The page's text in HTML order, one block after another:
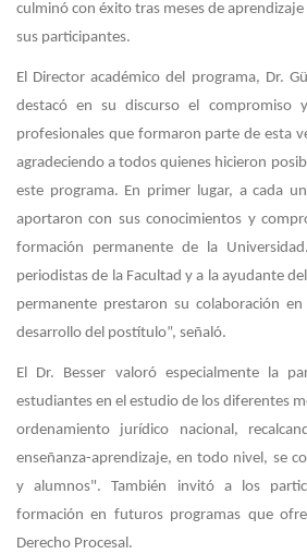
culminó con éxito tras meses de
sus participantes.
El Director académico del programa, Dr.
destacó en su discurso el compromiso
profesionales que formaron parte de esta
agradeciendo a todos quienes hicieron
este programa. En primer lugar, a cada
aportaron con sus conocimientos y
formación permanente de la
periodistas de la Facultad y a la ayudante
permanente prestaron su colaboración
desarrollo del postítulo”, señaló.
El Dr. Besser valoró especialmente la
estudiantes en el estudio de los diferentes
ordenamiento jurídico nacional,
enseñanza-aprendizaje, en todo nivel, se
y alumnos". También invitó a los
formación en futuros programas que
Derecho Procesal.